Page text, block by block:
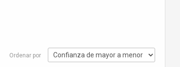
Ordenar por